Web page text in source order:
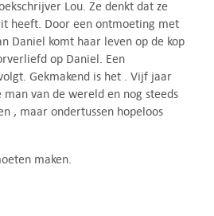
Lou. Ze denkt dat ze
heeft. Door een ontmoeting met
Daniel komt haar leven op de kop
op Daniel. Een
Gekmakend is het . Vijf jaar
van de wereld en nog steeds
, maar ondertussen hopeloos
maken.